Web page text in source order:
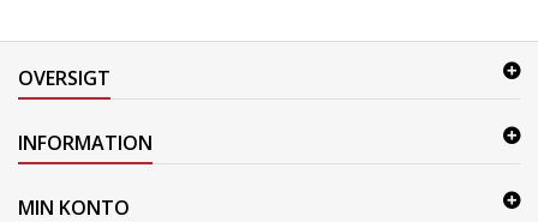
OVERSIGT
INFORMATION
MIN KONTO